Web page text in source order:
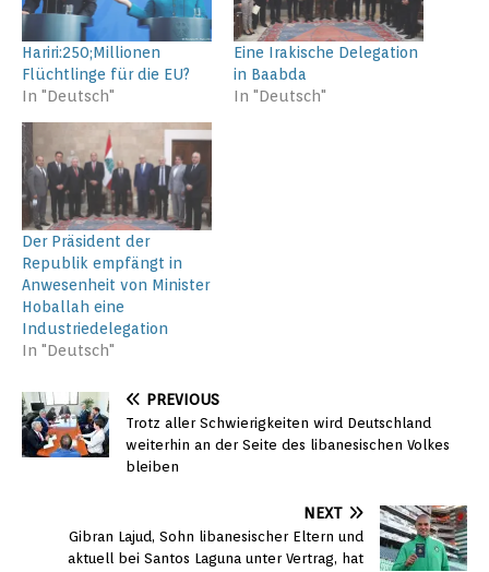
Hariri:250;Millionen
Flüchtlinge für die EU?
In "Deutsch"
Eine Irakische Delegation
in Baabda
In "Deutsch"
Der Präsident der
Republik empfängt in
Anwesenheit von Minister
Hoballah eine
Industriedelegation
In "Deutsch"
PREVIOUS
Trotz aller Schwierigkeiten wird Deutschland
weiterhin an der Seite des libanesischen Volkes
bleiben
NEXT
Gibran Lajud, Sohn libanesischer Eltern und
aktuell bei Santos Laguna unter Vertrag, hat